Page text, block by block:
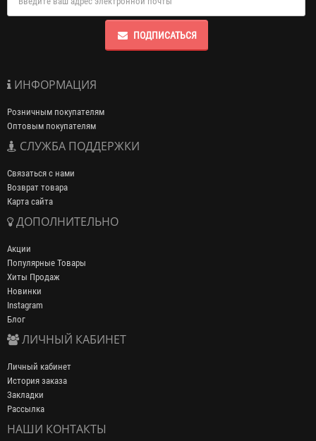
ПОДПИСАТЬСЯ
ИНФОРМАЦИЯ
Розничным покупателям
Оптовым покупателям
СЛУЖБА ПОДДЕРЖКИ
Связаться с нами
Возврат товара
Карта сайта
ДОПОЛНИТЕЛЬНО
Акции
Популярные Товары
Хиты Продаж
Новинки
Instagram
Блог
ЛИЧНЫЙ КАБИНЕТ
Личный кабинет
История заказа
Закладки
Рассылка
НАШИ КОНТАКТЫ